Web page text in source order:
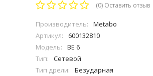
(0) Оставить отзыв
Производитель:
Metabo
Артикул:
600132810
Модель:
BE 6
Тип:
Сетевой
Тип дрели:
Безударная